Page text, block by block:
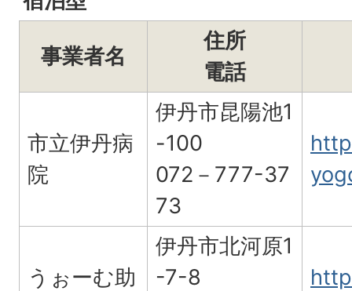
事業者名
住所
電話
市立伊丹病
院
伊丹市昆陽池1
-100
072－777-37
73
うぉーむ助
伊丹市北河原1
-7-8